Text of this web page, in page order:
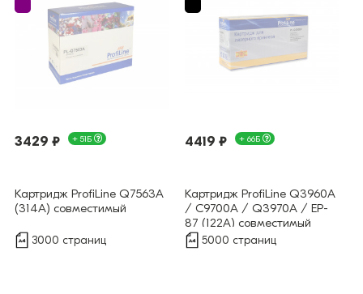
3429 ₽ + 51Б
Картридж ProfiLine Q7563A
(314A) совместимый
3000 страниц
4419 ₽ + 66Б
Картридж ProfiLine Q3960A
/ C9700A / Q3970A / EP-
87 (122A) совместимый
5000 страниц